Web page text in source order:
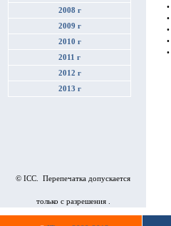
2008 г
2009 г
2010 г
2011 г
2012 г
2013 г
© ICC. Перепечатка допускается
только с разрешения .
•
•
•
•
•